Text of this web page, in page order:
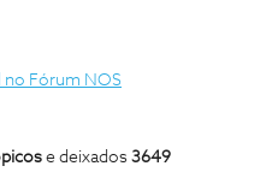
no Fórum NOS
e deixados 3649